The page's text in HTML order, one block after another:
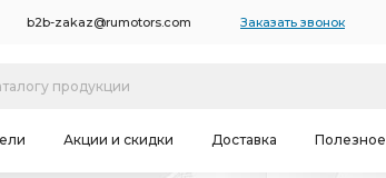
b2b-zakaz@rumotors.com Заказать звонок
Акции и скидки Доставка Полезное